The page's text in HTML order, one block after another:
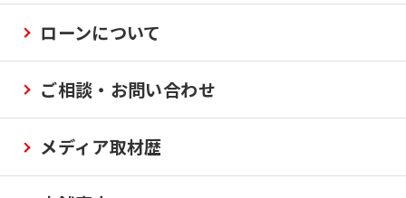
ローンについて
ご相談・お問い合わせ
メディア取材歴